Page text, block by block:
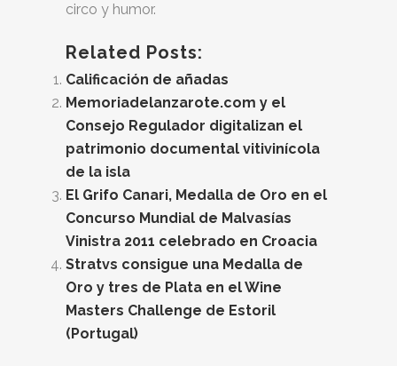
circo y humor.
Related Posts:
Calificación de añadas
Memoriadelanzarote.com y el
Consejo Regulador digitalizan el
patrimonio documental vitivinícola
de la isla
El Grifo Canari, Medalla de Oro en el
Concurso Mundial de Malvasías
Vinistra 2011 celebrado en Croacia
Stratvs consigue una Medalla de
Oro y tres de Plata en el Wine
Masters Challenge de Estoril
(Portugal)